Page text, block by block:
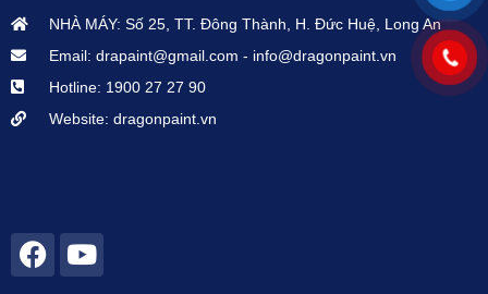
NHÀ MÁY: Số 25, TT. Đông Thành, H. Đức Huệ, Long An
Email: drapaint@gmail.com - info@dragonpaint.vn
Hotline: 1900 27 27 90
Website: dragonpaint.vn